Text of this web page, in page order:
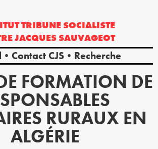
TRIBUNE SOCIALISTE
JACQUES SAUVAGEOT
Contact CJS Recherche
FORMATION DE
RURAUX EN
ALGÉRIE